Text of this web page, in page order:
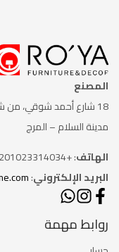
المصنع
18 شارع أحمد شوقي، من شارع
مدينة السلام – المرج
الهاتف: +201023314034
البريد الإلكتروني:
روابط مهمة